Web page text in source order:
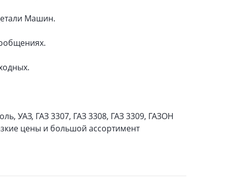
Машин.
УАЗ, ГАЗ 3307, ГАЗ 3308, ГАЗ 3309, ГАЗОН
цены и большой ассортимент